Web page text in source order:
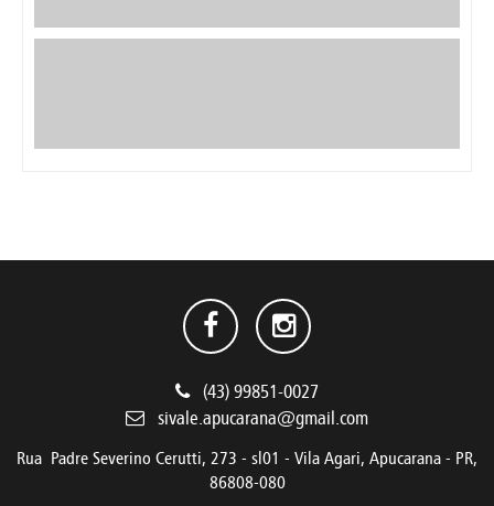
(43) 99851-0027
sivale.apucarana@gmail.com
Rua Padre Severino Cerutti, 273 - sl01 - Vila Agari, Apucarana - PR,
86808-080